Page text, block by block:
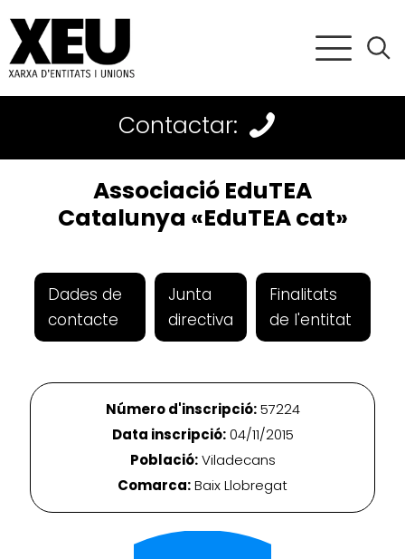
Contactar:
Associació EduTEA
Catalunya «EduTEA cat»
Dades de
contacte
Junta
directiva
Finalitats
de l'entitat
Número d'inscripció:57224
Data inscripció:04/11/2015
Població:Viladecans
Comarca:Baix Llobregat